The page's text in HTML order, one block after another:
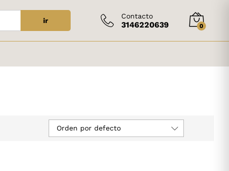
ir
Contacto
3146220639 0
Orden por defecto